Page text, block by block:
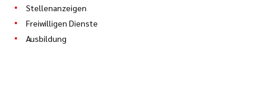
Stellenanzeigen
Freiwilligen Dienste
Ausbildung